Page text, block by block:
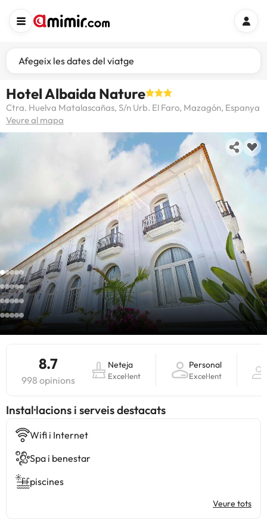
Afegeix les dates del viatge
Hotel Albaida Nature
Ctra. Huelva Matalascañas, S/n Urb. El Faro, Mazagón, Espanya
Veure al mapa
8.7
998 opinions
Neteja
Excel·lent
Personal
Excel·lent
Instal·lacions i serveis destacats
Wifi i Internet
Spa i benestar
piscines
Veure tots